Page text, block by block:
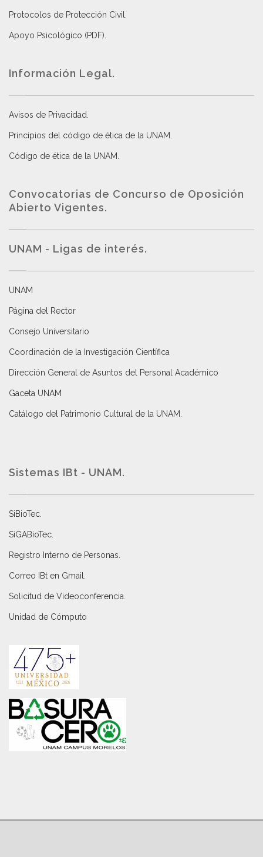
Protocolos de Protección Civil
Apoyo Psicológico (PDF)
Información Legal.
Avisos de Privacidad
Principios del código de ética de la UNAM
Código de ética de la UNAM
Convocatorias de Concurso de Oposición
Abierto Vigentes.
UNAM - Ligas de interés.
UNAM
Página del Rector
Consejo Universitario
Coordinación de la Investigación Científica
Dirección General de Asuntos del Personal Académico
Gaceta UNAM
Catálogo del Patrimonio Cultural de la UNAM.
Sistemas IBt - UNAM.
SiBioTec
SiGABioTec.
Registro Interno de Personas
Correo IBt en Gmail
Solicitud de Videoconferencia.
Unidad de Cómputo